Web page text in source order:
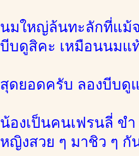
นมใหญ่ล้นทะลักที่แม้
บีบดูสิคะ เหมือนนมแ
สุดยอดครับ ลองบีบดู
น้องเป็นคนเฟรนลี่ ข
หญิงสวย ๆ มาชิว ๆ กั